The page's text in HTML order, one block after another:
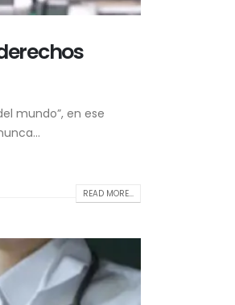
mundo”, en ese
READ MORE...